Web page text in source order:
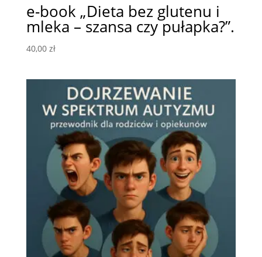
e-book „Dieta bez glutenu i
mleka – szansa czy pułapka?”.
40,00 zł